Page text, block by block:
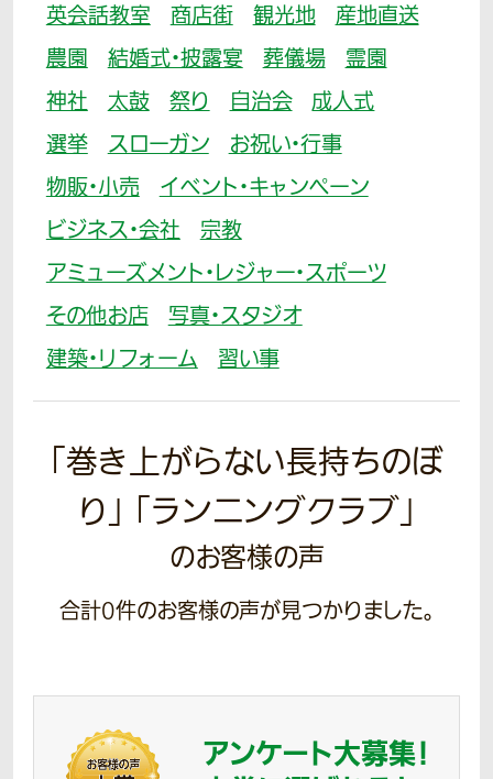
英会話教室
商店街 観光地
産地直送
農園
結婚式・披露宴 葬儀場
霊園
神社
太鼓 祭り 自治会
成人式
選挙
スローガン
お祝い・行事
物販・小売
イベント・キャンペーン
ビジネス・会社
宗教
アミューズメント・レジャー・スポーツ
その他お店
写真・スタジオ
建築・リフォーム
習い事
「巻き上がらない長持ちのぼ
り」 「ランニングクラブ」
のお客様の声
合計0件のお客様の声が見つかりました。
アンケート大募集！